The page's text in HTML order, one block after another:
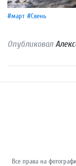
#март #Свень
Опубликовал
Все права на